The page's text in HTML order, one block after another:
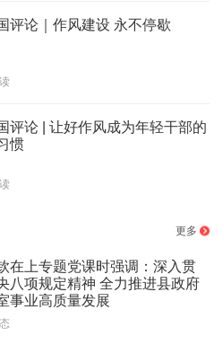
评论｜作风建设 永不停歇
评论 | 让好作风成为年轻干部的
惯
更多
在上专题党课时强调：深入贯
八项规定精神 全力推进县政府
事业高质量发展